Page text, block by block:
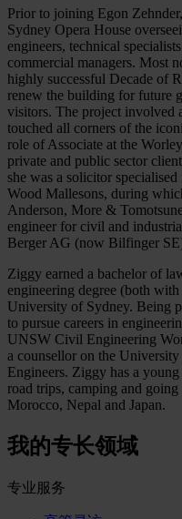
Prior to joining Egon
Sydney Opera House
engineers, technical
commercial managers. Most
highly successful Decade of
renew the building for future
visitors. The project involved
touched all corners of the
role of Associate at the
private and public sector
she was a solicitor
Wood Mallesons, during
Anderson, More &
engineer for civil and
Berger AG (now Bilfinger
Ziggy earned a bachelor of
engineering degree (both
University of Sydney. Being
to pursue careers in
UNSW Civil Engineering
a counsellor on the
Engineers. Ziggy has a
road trips, camping and
Morocco, Nepal and Japan.
我的专长领域
专业服务